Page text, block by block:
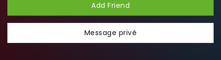
Add Friend
Message privé